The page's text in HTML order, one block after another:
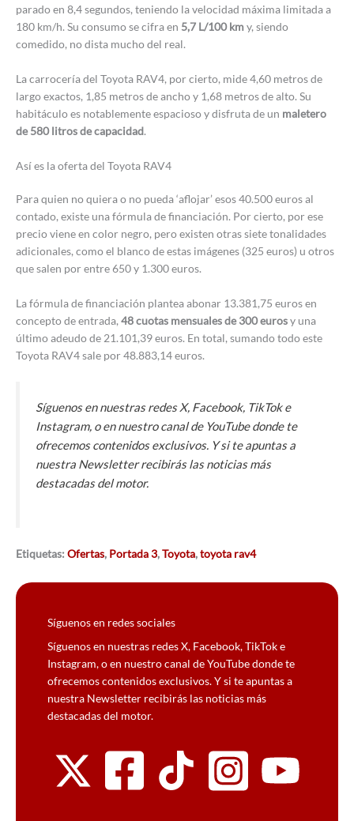
parado en 8,4 segundos, teniendo la velocidad máxima limitada a
180 km/h. Su consumo se cifra en 5,7 L/100 kmy, siendo
comedido, no dista mucho del real.
La carrocería del Toyota RAV4, por cierto, mide 4,60 metros de
largo exactos, 1,85 metros de ancho y 1,68 metros de alto. Su
habitáculo es notablemente espacioso y disfruta de un maletero
de 580 litros de capacidad.
Así es la oferta del Toyota RAV4
Para quien no quiera o no pueda ‘aflojar’ esos 40.500 euros al
contado, existe una fórmula de financiación. Por cierto, por ese
precio viene en color negro, pero existen otras siete tonalidades
adicionales, como el blanco de estas imágenes (325 euros) u otros
que salen por entre 650 y 1.300 euros.
La fórmula de financiación plantea abonar 13.381,75 euros en
concepto de entrada, 48 cuotas mensuales de 300 eurosy una
último adeudo de 21.101,39 euros. En total, sumando todo este
Toyota RAV4 sale por 48.883,14 euros.
Síguenos en nuestras redes X, Facebook, TikTok e
Instagram, o en nuestro canal de YouTube donde te
ofrecemos contenidos exclusivos. Y si te apuntas a
nuestra Newsletter recibirás las noticias más
destacadas del motor.
Etiquetas: Ofertas, Portada 3,Toyota,toyota rav4
Síguenos en redes sociales
Síguenos en nuestras redes X, Facebook, TikTok e
Instagram, o en nuestro canal de YouTube donde te
ofrecemos contenidos exclusivos. Y si te apuntas a
nuestra Newsletter recibirás las noticias más
destacadas del motor.